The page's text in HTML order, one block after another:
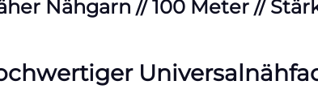
Nähgarn // 100 Meter //